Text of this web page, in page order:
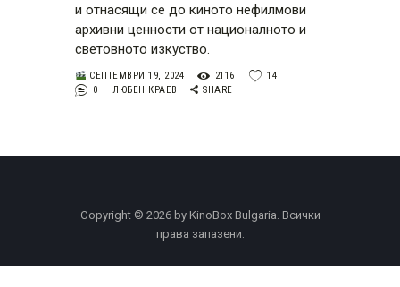
и отнасящи се до киното нефилмови
архивни ценности от националното и
световното изкуство.
СЕПТЕМВРИ 19, 2024 2116
14
0
ЛЮБЕН КРАЕВ SHARE
Copyright © 2026 by KinoBox Bulgaria. Всички
права запазени.